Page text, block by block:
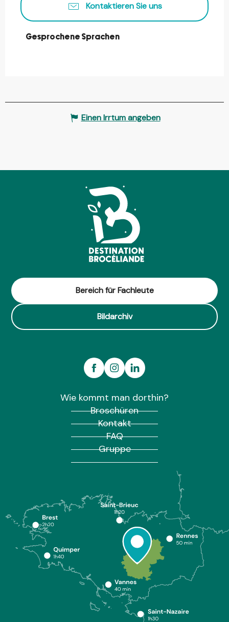
Kontaktieren Sie uns
Gesprochene Sprachen
Gesprochene Sprachen
Einen Irrtum angeben
Bereich für Fachleute
Bildarchiv
Wie kommt man dorthin?
Broschüren
Kontakt
FAQ
Gruppe